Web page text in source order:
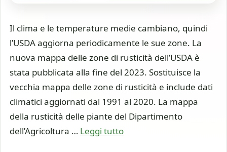
Il clima e le temperature medie cambiano, quindi
l’USDA aggiorna periodicamente le sue zone. La
nuova mappa delle zone di rusticità dell’USDA è
stata pubblicata alla fine del 2023. Sostituisce la
vecchia mappa delle zone di rusticità e include dati
climatici aggiornati dal 1991 al 2020. La mappa
della rusticità delle piante del Dipartimento
dell’Agricoltura … Leggi tutto